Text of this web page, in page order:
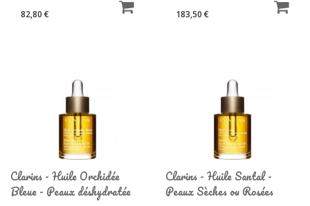
82,80 € 183,50 €
Clarins - Huile Orchidée
Bleue - Peaux déshydratée
Clarins - Huile Santal -
Peaux Sèches ou Rosées